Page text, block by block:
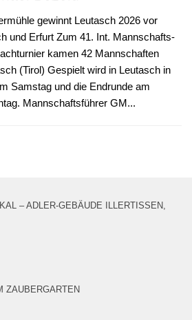
gewinnt Leutasch 2026 vor
und Erfurt Zum 41. Int. Mannschafts-
kamen 42 Mannschaften
(Tirol) Gespielt wird in Leutasch in
Samstag und die Endrunde am
Mannschaftsführer GM...
– ADLER-GEBÄUDE ILLERTISSEN,
ZAUBERGARTEN